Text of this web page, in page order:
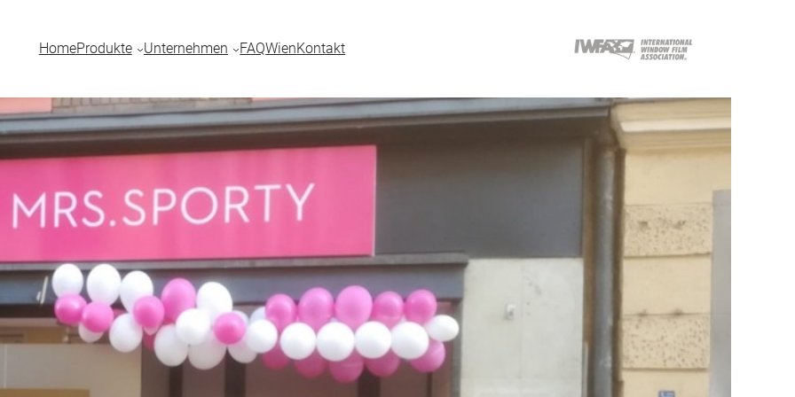
HomeProdukte Unternehmen FAQWienKontakt